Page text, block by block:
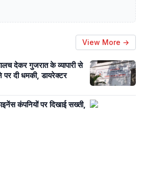
View More →
देकर गुजरात के व्यापारी से
दी धमकी, डायरेक्टर
कंपनियों पर दिखाई सख्ती,